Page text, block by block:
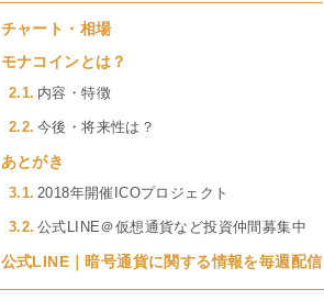
チャート・相場
モナコインとは？
内容・特徴
今後・将来性は？
あとがき
2018年開催ICOプロジェクト
公式LINE＠仮想通貨など投資仲間募集中
公式LINE｜暗号通貨に関する情報を毎週配信